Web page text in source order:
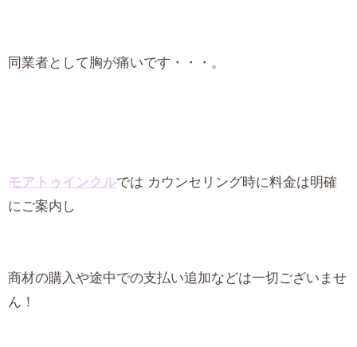
同業者として胸が痛いです・・・。
モアトゥインクルでは カウンセリング時に料金は明確
にご案内し
商材の購入や途中での支払い追加などは一切ございませ
ん！